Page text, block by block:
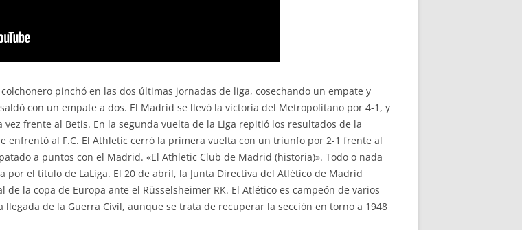
pinchó en las dos últimas jornadas de liga, cosechando un empate y
con un empate a dos. El Madrid se llevó la victoria del Metropolitano por 4-1, y
frente al Betis. En la segunda vuelta de la Liga repitió los resultados de la
enfrentó al F.C. El Athletic cerró la primera vuelta con un triunfo por 2-1 frente al
a puntos con el Madrid. «El Athletic Club de Madrid (historia)». Todo o nada
el título de LaLiga. El 20 de abril, la Junta Directiva del Atlético de Madrid
la copa de Europa ante el Rüsselsheimer RK. El Atlético es campeón de varios
llegada de la Guerra Civil, aunque se trata de recuperar la sección en torno a 1948